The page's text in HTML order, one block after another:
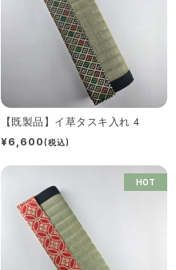
【既製品】イ草タスキ入れ 4
¥6,600(税込)
HOT